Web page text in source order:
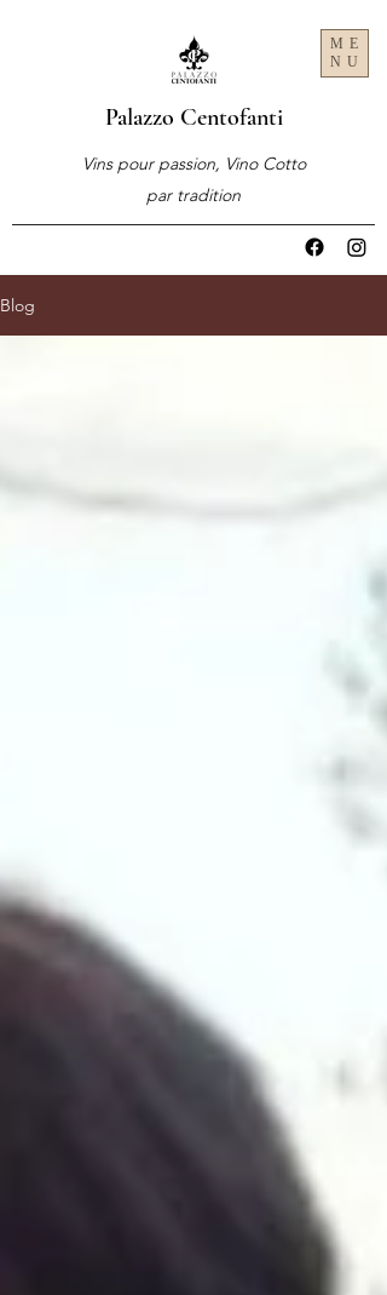
ME
NU
Palazzo Centofanti
Vins pour passion, Vino Cotto
par tradition
Blog